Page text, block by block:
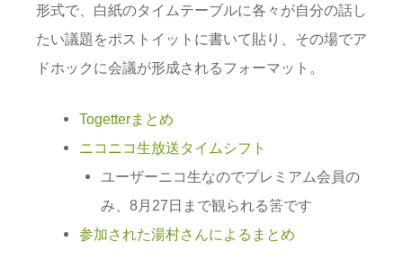
形式で、白紙のタイムテーブルに各々が自分の話し
たい議題をポストイットに書いて貼り、その場でア
ドホックに会議が形成されるフォーマット。
Togetterまとめ
ニコニコ生放送タイムシフト
ユーザーニコ生なのでプレミアム会員の
み、8月27日まで観られる筈です
参加された湯村さんによるまとめ